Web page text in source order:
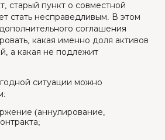
старый пункт о совместной
стать несправедливым. В этом
соглашения
какая именно доля активов
а какая не подлежит
ситуации можно
(аннулирование,